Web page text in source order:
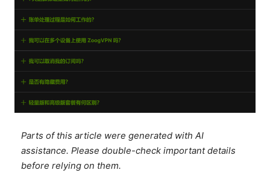
Parts of this article were generated with AI
assistance. Please double-check important details
before relying on them.